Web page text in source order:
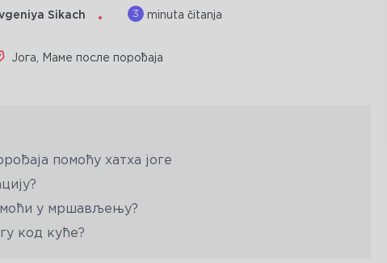
Sikach 3 minuta čitanja
Јога Маме после порођаја
помоћу хатха јоге
у мршављењу?
код куће?